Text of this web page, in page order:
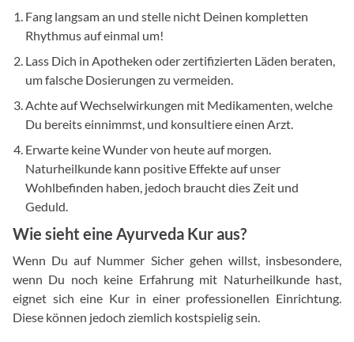
Fang langsam an und stelle nicht Deinen kompletten
Rhythmus auf einmal um!
Lass Dich in Apotheken oder zertifizierten Läden beraten,
um falsche Dosierungen zu vermeiden.
Achte auf Wechselwirkungen mit Medikamenten, welche
Du bereits einnimmst, und konsultiere einen Arzt.
Erwarte keine Wunder von heute auf morgen.
Naturheilkunde kann positive Effekte auf unser
Wohlbefinden haben, jedoch braucht dies Zeit und
Geduld.
Wie sieht eine Ayurveda Kur aus?
Wenn Du auf Nummer Sicher gehen willst, insbesondere,
wenn Du noch keine Erfahrung mit Naturheilkunde hast,
eignet sich eine Kur in einer professionellen Einrichtung.
Diese können jedoch ziemlich kostspielig sein.